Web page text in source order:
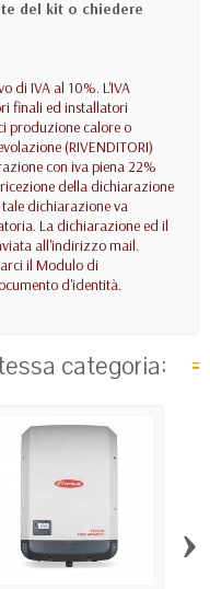
del kit o chiedere
di IVA al 10%. L'IVA
finali ed installatori
produzione calore o
(RIVENDITORI)
con iva piena 22%
della dichiarazione
tale dichiarazione va
La dichiarazione ed il
all'indirizzo mail.
il Modulo di
d'identità.
categoria:
›